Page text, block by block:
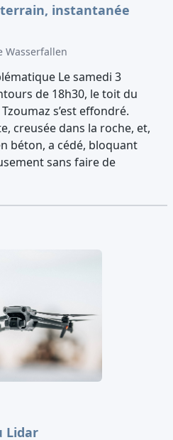
instantanée
Wasserfallen
Le samedi 3
de 18h30, le toit du
s’est effondré.
creusée dans la roche, et,
béton, a cédé, bloquant
sans faire de
Lidar